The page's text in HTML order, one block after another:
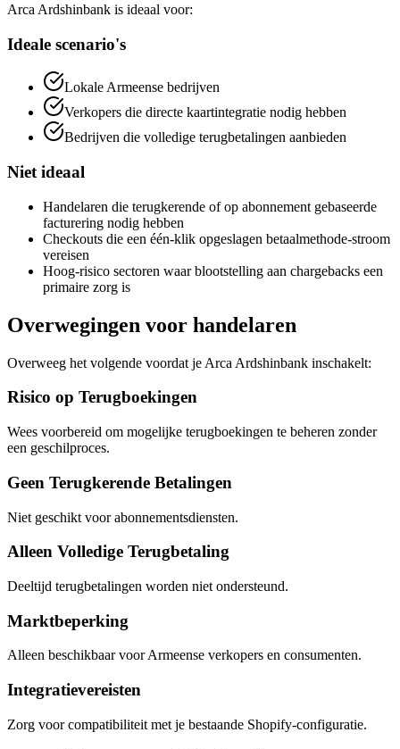
Arca Ardshinbank is ideaal voor:
Ideale scenario's
Lokale Armeense bedrijven
Verkopers die directe kaartintegratie nodig hebben
Bedrijven die volledige terugbetalingen aanbieden
Niet ideaal
Handelaren die terugkerende of op abonnement gebaseerde
facturering nodig hebben
Checkouts die een één-klik opgeslagen betaalmethode-stroom
vereisen
Hoog-risico sectoren waar blootstelling aan chargebacks een
primaire zorg is
Overwegingen voor handelaren
Overweeg het volgende voordat je Arca Ardshinbank inschakelt:
Risico op Terugboekingen
Wees voorbereid om mogelijke terugboekingen te beheren zonder
een geschilproces.
Geen Terugkerende Betalingen
Niet geschikt voor abonnementsdiensten.
Alleen Volledige Terugbetaling
Deeltijd terugbetalingen worden niet ondersteund.
Marktbeperking
Alleen beschikbaar voor Armeense verkopers en consumenten.
Integratievereisten
Zorg voor compatibiliteit met je bestaande Shopify-configuratie.